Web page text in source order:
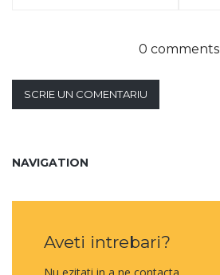
0 comments
SCRIE UN COMENTARIU
NAVIGATION
Aveti intrebari?